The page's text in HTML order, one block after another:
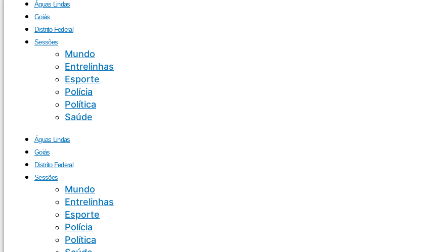
Águas Lindas
Goiás
Distrito Federal
Sessões
Mundo
Entrelinhas
Esporte
Polícia
Política
Saúde
Águas Lindas
Goiás
Distrito Federal
Sessões
Mundo
Entrelinhas
Esporte
Polícia
Política